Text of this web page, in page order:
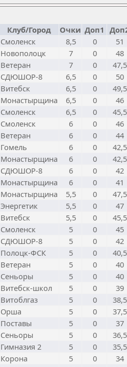
Клуб/Город Очки Доп1
Смоленск 8,5 0 51
Новополоцк 7 0 48
Ветеран 7 0 47,5
СДЮШОР-8 6,5 0 50
Витебск 6,5 0 49,5
Монастырщина 6,5 0 46
Смоленск 6,5 0 45,5
Смоленск 6 0 46
Ветеран 6 0 44
Гомель 6 0 42,5
Монастырщина 6 0 42,5
СДЮШОР-8 6 0 42
Монастырщина 6 0 41
Монастырщина 5,5 0 47,5
Энергетик 5,5 0 47
Витебск 5,5 0 45,5
Смоленск 5 0 45
СДЮШОР-8 5 0 42
Полоцк-ФСК 5 0 40,5
Ветеран 5 0 40
Сеньоры 5 0 40
Витебск-школ 5 0 39
Витоблгаз 5 0 38,5
Орша 5 0 37,5
Поставы 5 0 37
Сеньоры 5 0 36,5
Гимназия 2 5 0 35,5
Корона 5 0 34